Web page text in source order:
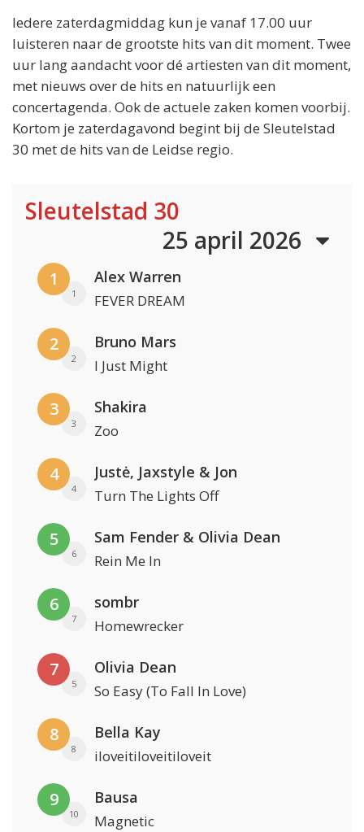
Iedere zaterdagmiddag kun je vanaf 17.00 uur
luisteren naar de grootste hits van dit moment. Twee
uur lang aandacht voor dé artiesten van dit moment,
met nieuws over de hits en natuurlijk een
concertagenda. Ook de actuele zaken komen voorbij.
Kortom je zaterdagavond begint bij de Sleutelstad
30 met de hits van de Leidse regio.
Sleutelstad 30
25 april 2026
1
1
Alex Warren
FEVER DREAM
2
2
Bruno Mars
I Just Might
3
3
Shakira
Zoo
4
4
Justė, Jaxstyle & Jon
Turn The Lights Off
5
6
Sam Fender & Olivia Dean
Rein Me In
6
7
sombr
Homewrecker
7
5
Olivia Dean
So Easy (To Fall In Love)
8
8
Bella Kay
iloveitiloveitiloveit
9
10
Bausa
Magnetic